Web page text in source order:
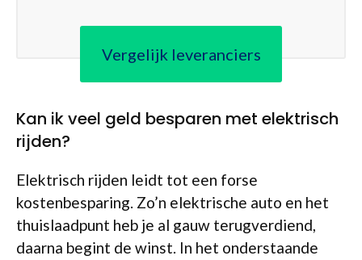
Vergelijk leveranciers
Kan ik veel geld besparen met elektrisch
rijden?
Elektrisch rijden leidt tot een forse
kostenbesparing. Zo’n elektrische auto en het
thuislaadpunt heb je al gauw terugverdiend,
daarna begint de winst. In het onderstaande